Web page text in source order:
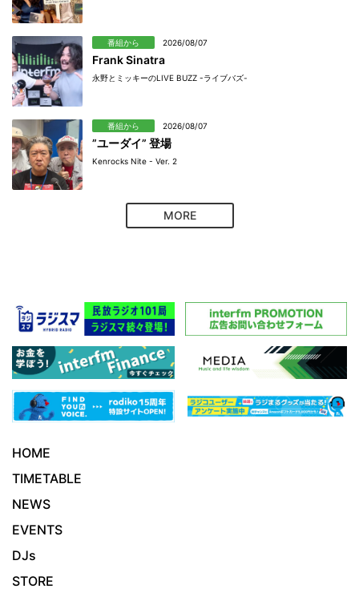
番組から 2026/08/07
Frank Sinatra
永野とミッキーのLIVE BUZZ -ライブバズ-
番組から 2026/08/07
”ユーダイ” 登場
Kenrocks Nite - Ver. 2
MORE
HOME
TIMETABLE
NEWS
EVENTS
DJs
STORE